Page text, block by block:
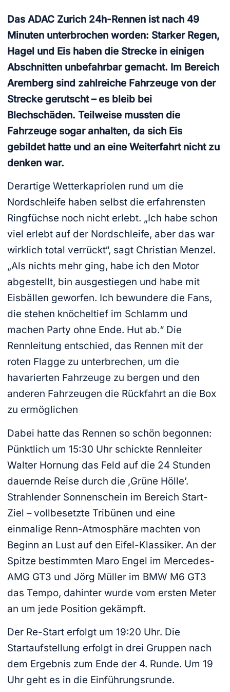
Das ADAC Zurich 24h-Rennen ist nach 49
Minuten unterbrochen worden: Starker Regen,
Hagel und Eis haben die Strecke in einigen
Abschnitten unbefahrbar gemacht. Im Bereich
Aremberg sind zahlreiche Fahrzeuge von der
Strecke gerutscht – es bleib bei
Blechschäden. Teilweise mussten die
Fahrzeuge sogar anhalten, da sich Eis
gebildet hatte und an eine Weiterfahrt nicht zu
denken war.
Derartige Wetterkapriolen rund um die
Nordschleife haben selbst die erfahrensten
Ringfüchse noch nicht erlebt. „Ich habe schon
viel erlebt auf der Nordschleife, aber das war
wirklich total verrückt“, sagt Christian Menzel.
„Als nichts mehr ging, habe ich den Motor
abgestellt, bin ausgestiegen und habe mit
Eisbällen geworfen. Ich bewundere die Fans,
die stehen knöcheltief im Schlamm und
machen Party ohne Ende. Hut ab.“ Die
Rennleitung entschied, das Rennen mit der
roten Flagge zu unterbrechen, um die
havarierten Fahrzeuge zu bergen und den
anderen Fahrzeugen die Rückfahrt an die Box
zu ermöglichen
Dabei hatte das Rennen so schön begonnen:
Pünktlich um 15:30 Uhr schickte Rennleiter
Walter Hornung das Feld auf die 24 Stunden
dauernde Reise durch die ‚Grüne Hölle’.
Strahlender Sonnenschein im Bereich Start-
Ziel – vollbesetzte Tribünen und eine
einmalige Renn-Atmosphäre machten von
Beginn an Lust auf den Eifel-Klassiker. An der
Spitze bestimmten Maro Engel im Mercedes-
AMG GT3 und Jörg Müller im BMW M6 GT3
das Tempo, dahinter wurde vom ersten Meter
an um jede Position gekämpft.
Der Re-Start erfolgt um 19:20 Uhr. Die
Startaufstellung erfolgt in drei Gruppen nach
dem Ergebnis zum Ende der 4. Runde. Um 19
Uhr geht es in die Einführungsrunde.